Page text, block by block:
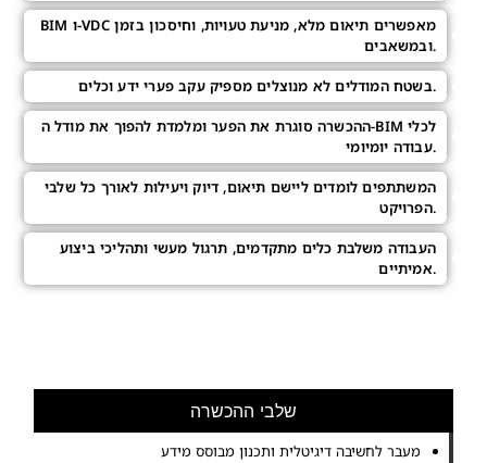
BIM ו-VDC מאפשרים תיאום מלא, מניעת טעויות, וחיסכון בזמן
ובמשאבים.
בשטח המודלים לא מנוצלים מספיק עקב פערי ידע וכלים.
ההכשרה סוגרת את הפער ומלמדת להפוך את מודל ה-BIM לכלי
עבודה יומיומי.
המשתתפים לומדים ליישם תיאום, דיוק ויעילות לאורך כל שלבי
הפרויקט.
העבודה משלבת כלים מתקדמים, תרגול מעשי ותהליכי ביצוע
אמיתיים.
שלבי ההכשרה
מעבר לחשיבה דיגיטלית ותכנון מבוסס מידע